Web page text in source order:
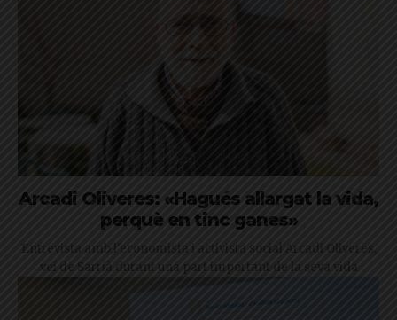
Arcadi Oliveres: «Hagués allargat la vida,
perquè en tinc ganes»
Entrevista amb l'economista i activista social Arcadi Oliveres,
veí de Sarrià durant una part important de la seva vida